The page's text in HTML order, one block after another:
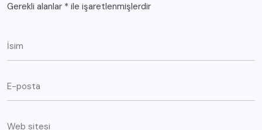
Gerekli alanlar * ile işaretlenmişlerdir